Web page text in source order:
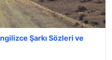
Şarkı Sözleri ve